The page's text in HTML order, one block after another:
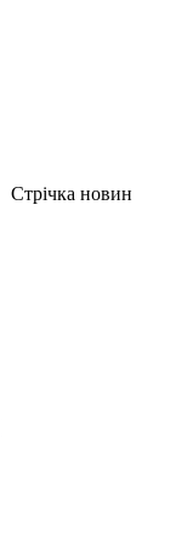
Стрічка новин